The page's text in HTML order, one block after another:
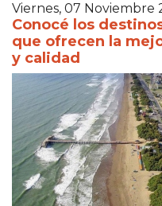
Viernes, 07 Noviembre
Conocé los
que ofrecen la
y calidad